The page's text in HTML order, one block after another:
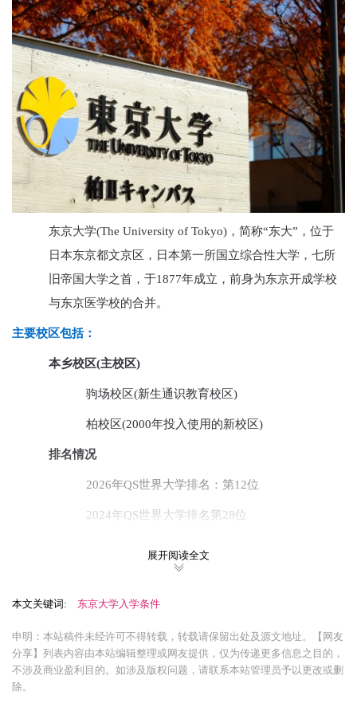
东京大学(The University of Tokyo)，简称“东大”，位于
日本东京都文京区，日本第一所国立综合性大学，七所
旧帝国大学之首‌，于1877年成立，前身为东京开成学校
与东京医学校的合并。
主要校区包括：
本乡校区(主校区)
驹场校区(新生通识教育校区)
柏校区(2000年投入使用的新校区)‌
排名情况
‌2026年QS世界大学排名‌：第12位‌
2024年QS世界大学排名第28位
‌2024年泰晤士世界大学排名‌：第29位
‌2024-2025年U.S. NEWS世界大学排名‌：第84位‌
学科排名
艺术与人文学科(世界第60名)
展开阅读全文
本文关键词: 东京大学入学条件
申明：本站稿件未经许可不得转载，转载请保留出处及源文地址。【网友
分享】列表内容由本站编辑整理或网友提供，仅为传递更多信息之目的，
不涉及商业盈利目的。如涉及版权问题，请联系本站管理员予以更改或删
除。